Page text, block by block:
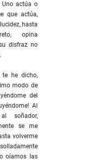
Uno actúa o
que actúa,
hasta
opina
disfraz no
te he dicho,
modo de
del
Al
soñador,
se me
volverme
oíamos las